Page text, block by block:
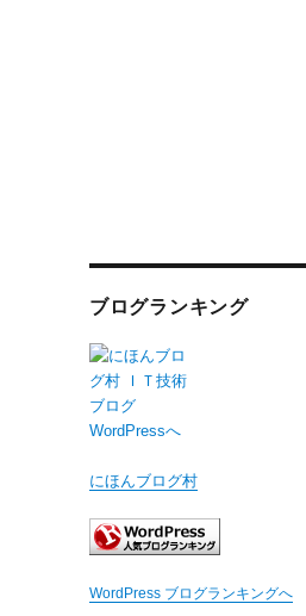
ブログランキング
にほんブログ村
WordPress ブログランキングへ